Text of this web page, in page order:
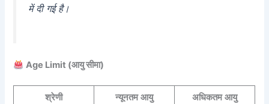
में दी गई है।
Age Limit (आयु सीमा)
श्रेणी न्यूनतम आयु अधिकतम आयु